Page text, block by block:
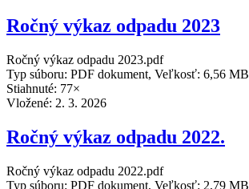
Ročný výkaz odpadu 2023
Ročný výkaz odpadu 2023.pdf
Typ súboru: PDF dokument, Veľkosť: 6,56 MB
Stiahnuté: 77×
Vložené: 2. 3. 2026
Ročný výkaz odpadu 2022.
Ročný výkaz odpadu 2022.pdf
Typ súboru: PDF dokument, Veľkosť: 2,79 MB